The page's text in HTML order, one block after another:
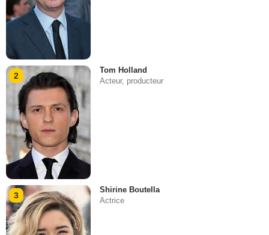
2
Tom Holland
Acteur, producteur
3
Shirine Boutella
Actrice